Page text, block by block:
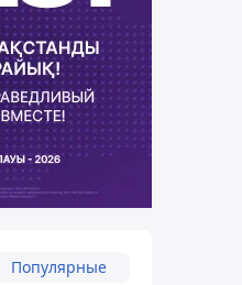
Популярные